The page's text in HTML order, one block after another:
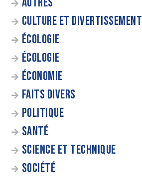
CULTURE ET DIVERTISSEMENT
ÉCOLOGIE
ÉCOLOGIE
ÉCONOMIE
FAITS DIVERS
POLITIQUE
SANTÉ
SCIENCE ET TECHNIQUE
SOCIÉTÉ